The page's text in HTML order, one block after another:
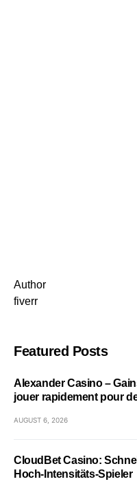
Author
fiverr
Featured Posts
Alexander Casino –
jouer rapidement pour
AUGUST 6, 2026
CloudBet Casino:
Hoch‑Intensitäts‑Spieler